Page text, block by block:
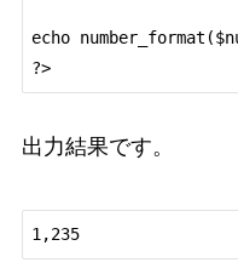
echo
?>
出力結果です。
1,235